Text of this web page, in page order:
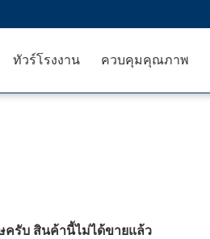
ทัวร์โรงงาน ควบคุมคุณภาพ
ครับ สินค้านี้ไม่ได้ขายแล้ว